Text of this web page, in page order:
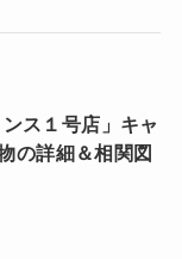
ンス１号店」キャ
の詳細＆相関図